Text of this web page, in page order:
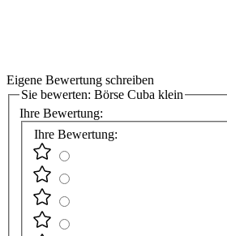
Eigene Bewertung schreiben
Sie bewerten: Börse Cuba klein
Ihre Bewertung:
Ihre Bewertung: